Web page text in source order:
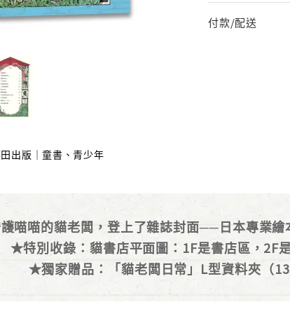
出版｜童書、青少年
付款/配送
喵喵的貓老闆，登上了雜誌封面──日本專業繪
★特別收錄：貓書店平面圖：1F是書店區，2F
★獨家贈品：「貓老闆日常」L型資料夾（